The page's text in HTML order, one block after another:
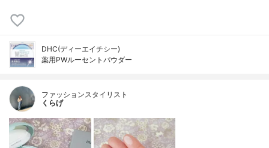
DHC(ディーエイチシー)
薬用PWルーセントパウダー
ファッションスタイリスト
くらげ